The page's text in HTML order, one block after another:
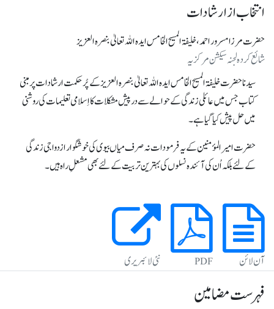
انتخاب از ارشادات
حضرت مرزا مسرور احمد، خلیفۃ المسیح الخامس ایدہ اللہ تعالیٰ بنصرہ العزیز
شائع کرده لجنہ سیکشن مرکزیہ
سیدنا حضرت خلیفۃ المسیح الخامس ایدہ اللہ تعالیٰ بنصرہ العزیز کے پُر حکمت ارشادات پر مبنی
کتاب جس میں عائلی زندگی کے حوالے سے درپیش مشکلات کا اِسلامی تعلیمات کی روشنی
میں حل پیش کیا گیا ہے۔
حضرت امیر المؤمنین کے یہ فرمودات نہ صرف میاں بیوی کی خوشگوار ازدواجی زندگی
کے لئے بلکہ اُن کی آئندہ نسلوں کی بہترین تربیت کے لئے بھی مشعلِ راہ ہیں۔
آن لائن PDF نئی لائبریری
فہرست مضامین